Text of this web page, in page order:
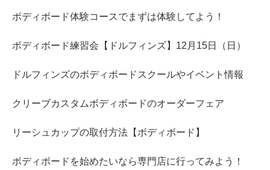
ボディボード体験コースでまずは体験してよう！
ボディボード練習会【ドルフィンズ】12月15日（日）
ドルフィンズのボディボードスクールやイベント情報
クリーブカスタムボディボードのオーダーフェア
リーシュカップの取付方法【ボディボード】
ボディボードを始めたいなら専門店に行ってみよう！